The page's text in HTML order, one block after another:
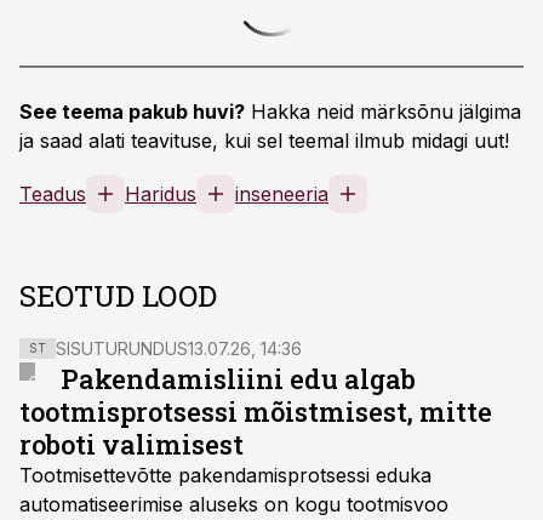
See teema pakub huvi? Hakka neid märksõnu jälgima
ja saad alati teavituse, kui sel teemal ilmub midagi uut!
Teadus Haridus inseneeria
SEOTUD LOOD
ST SISUTURUNDUS13.07.26, 14:36
Pakendamisliini edu algab
tootmisprotsessi mõistmisest, mitte
roboti valimisest
Tootmisettevõtte pakendamisprotsessi eduka
automatiseerimise aluseks on kogu tootmisvoo